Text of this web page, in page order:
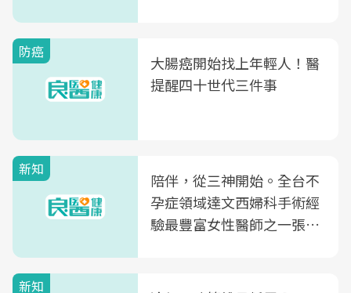
防癌
大腸癌開始找上年輕人！醫
提醒四十世代三件事
新知
陪伴，從三神開始。全台不
孕症領域達文西婦科手術經
驗最豐富女性醫師之一張永
新知